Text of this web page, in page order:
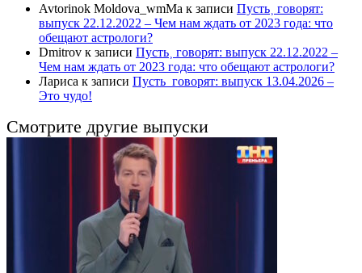
Avtorinok Moldova_wmMa к записи Пусть˲ говорят:
выпуск 22.12.2022 – Чем нам ждать от 2023 года: что
обещают астрологи?
Dmitrov к записи Пусть˲ говорят: выпуск 22.12.2022 –
Чем нам ждать от 2023 года: что обещают астрологи?
Лариса к записи Пусть_говорят: выпуск 13.04.2026 –
Это чудо!
Смотрите другие выпуски